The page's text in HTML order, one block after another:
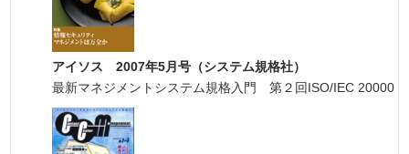
アイソス 2007年5月号（システム規格社）
最新マネジメントシステム規格入門 第２回ISO/IEC 20000